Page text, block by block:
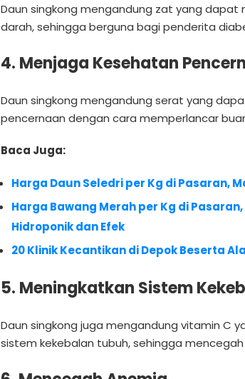
Daun singkong mengandung zat yang
darah, sehingga berguna bagi penderita
4. Menjaga Kesehatan
Daun singkong mengandung serat yang
pencernaan dengan cara memperlancar
Baca Juga:
Harga Daun Seledri per Kg di Pasaran,
Harga Bawang Merah per Kg di
Hidroponik dan Efek
20 Klinik Kecantikan di Depok Beserta
5. Meningkatkan Sistem
Daun singkong juga mengandung vitamin C
sistem kekebalan tubuh, sehingga